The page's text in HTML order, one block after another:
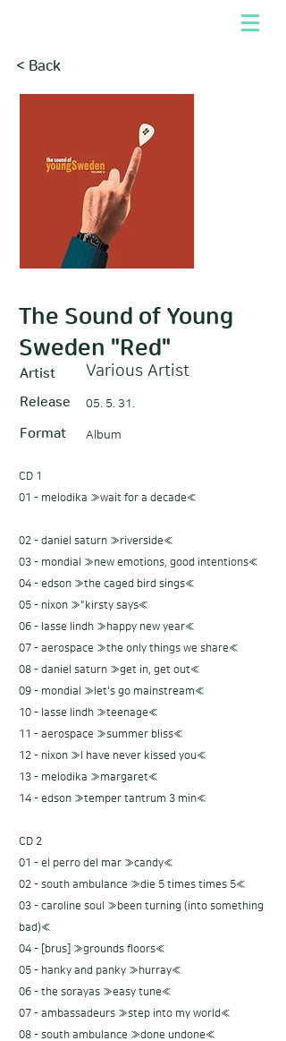
< Back
The Sound of Young
Sweden "Red"
Artist Various Artist
Release 05. 5. 31.
Format Album
CD 1
01 - melodika ≫wait for a decade≪
02 - daniel saturn ≫riverside≪
03 - mondial ≫new emotions, good intentions≪
04 - edson ≫the caged bird sings≪
05 - nixon ≫"kirsty says≪
06 - lasse lindh ≫happy new year≪
07 - aerospace ≫the only things we share≪
08 - daniel saturn ≫get in, get out≪
09 - mondial ≫let's go mainstream≪
10 - lasse lindh ≫teenage≪
11 - aerospace ≫summer bliss≪
12 - nixon ≫I have never kissed you≪
13 - melodika ≫margaret≪
14 - edson ≫temper tantrum 3 min≪
CD 2
01 - el perro del mar ≫candy≪
02 - south ambulance ≫die 5 times times 5≪
03 - caroline soul ≫been turning (into something
bad)≪
04 - [brus] ≫grounds floors≪
05 - hanky and panky ≫hurray≪
06 - the sorayas ≫easy tune≪
07 - ambassadeurs ≫step into my world≪
08 - south ambulance ≫done undone≪